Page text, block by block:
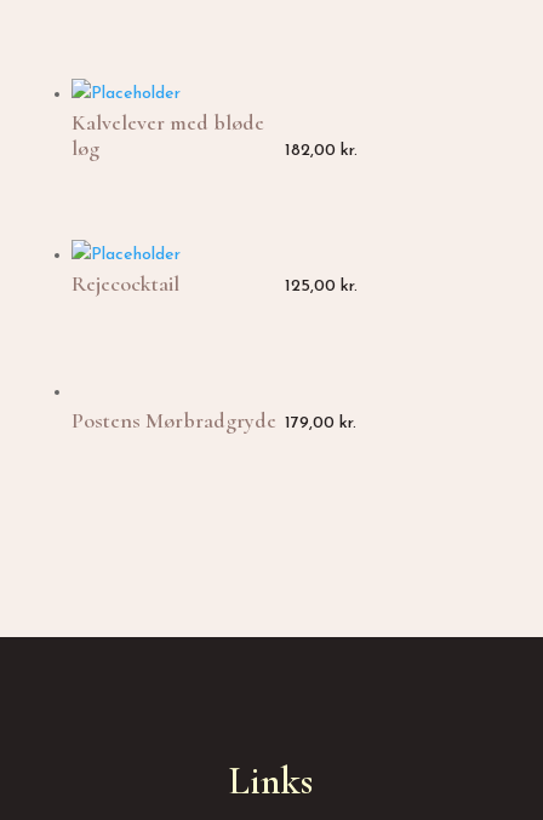
Kalvelever med bløde
løg
182,00 kr.
Rejecocktail 125,00 kr.
Postens Mørbradgryde 179,00 kr.
Links